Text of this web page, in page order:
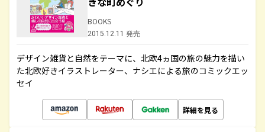
BOOKS
2015.12.11 発売
デザイン雑貨と自然をテーマに、北欧4ヵ国の旅の魅力を描い
た北欧好きイラストレーター、ナシエによる旅のコミックエッ
セイ
詳細を見る